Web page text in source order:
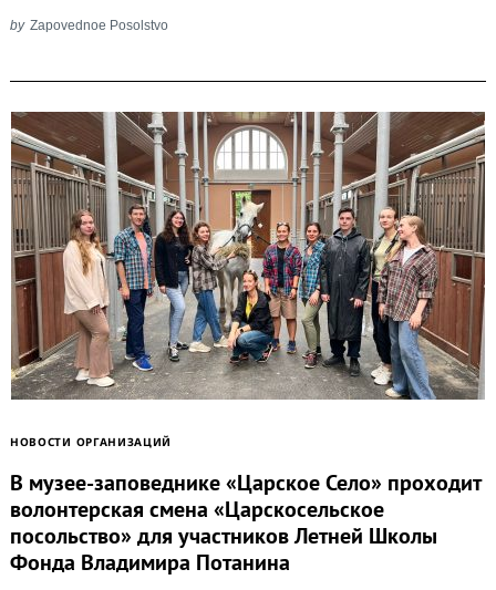
by Zapovednoe Posolstvo
НОВОСТИ ОРГАНИЗАЦИЙ
В музее-заповеднике «Царское Село» проходит
волонтерская смена «Царскосельское
посольство» для участников Летней Школы
Фонда Владимира Потанина